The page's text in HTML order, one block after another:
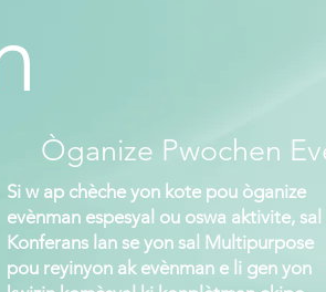
Si w ap chèche yon kote pou òganize
evènman espesyal ou oswa aktivite, sal
Konferans lan se yon sal Multipurpose
pou reyinyon ak evènman e li gen yon
Òganize Pwochen